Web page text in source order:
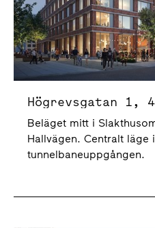
Beläget mitt i
Hallvägen. Centralt läge
tunnelbaneuppgången.